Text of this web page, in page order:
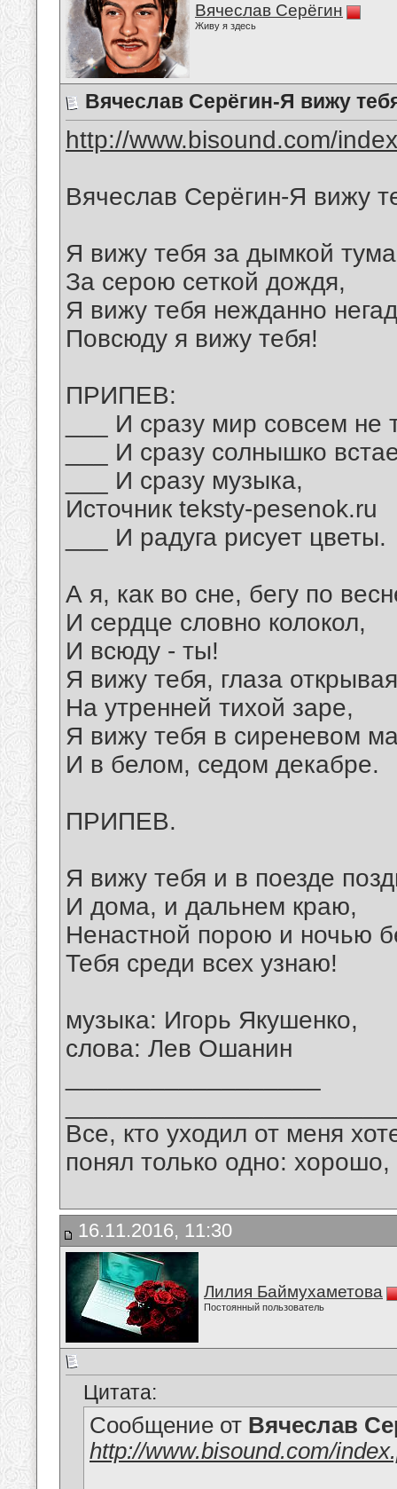
Вячеслав Серёгин
Живу я здесь
Вячеслав Серёгин-Я вижу
http://www.bisound.com/
Вячеслав Серёгин-Я вижу
Я вижу тебя за дымкой
За серою сеткой дождя,
Я вижу тебя нежданно
Повсюду я вижу тебя!
ПРИПЕВ:
___ И сразу мир совсем не
___ И сразу солнышко
___ И сразу музыка,
Источник teksty-pesenok.ru
___ И радуга рисует цветы.
А я, как во сне, бегу по
И сердце словно колокол,
И всюду - ты!
Я вижу тебя, глаза открывая
На утренней тихой заре,
Я вижу тебя в сиреневом
И в белом, седом декабре.
ПРИПЕВ.
Я вижу тебя и в поезде
И дома, и дальнем краю,
Ненастной порою и ночью
Тебя среди всех узнаю!
музыка: Игорь Якушенко,
слова: Лев Ошанин
Все, кто уходил от меня
понял только одно:
16.11.2016, 11:30
Лилия Баймухаметова
Постоянный пользователь
Цитата:
Сообщение от Вячеслав
http://www.bisound.com/